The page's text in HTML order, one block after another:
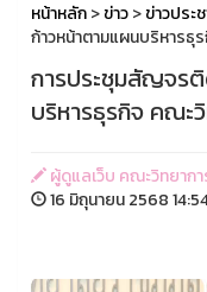
หน้าหลัก>ข่าว>ข่าวประ
ก้าวหน้าตามแผนบริหารธุ
การประชุมสัญจร
บริหารธุรกิจ คณะ
ผู้ดูแลเว็บ คณะวิทยาก
16 มิถุนายน 2568